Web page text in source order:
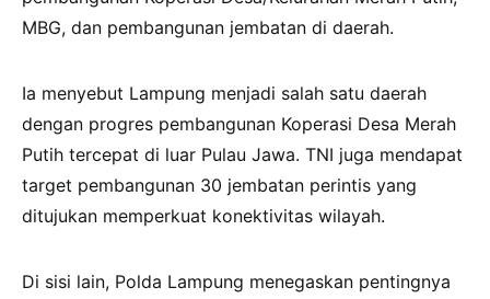
MBG, dan pembangunan jembatan di daerah.
Ia menyebut Lampung menjadi salah satu daerah
dengan progres pembangunan Koperasi Desa Merah
Putih tercepat di luar Pulau Jawa. TNI juga mendapat
target pembangunan 30 jembatan perintis yang
ditujukan memperkuat konektivitas wilayah.
Di sisi lain, Polda Lampung menegaskan pentingnya